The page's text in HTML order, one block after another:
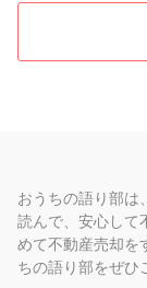
おうちの語り部は
読んで、安心して
めて不動産売却を
ちの語り部をぜひ